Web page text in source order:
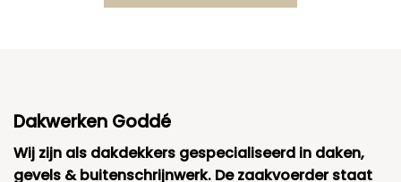
Dakwerken Goddé
Wij zijn als dakdekkers gespecialiseerd in daken,
gevels & buitenschrijnwerk. De zaakvoerder staat